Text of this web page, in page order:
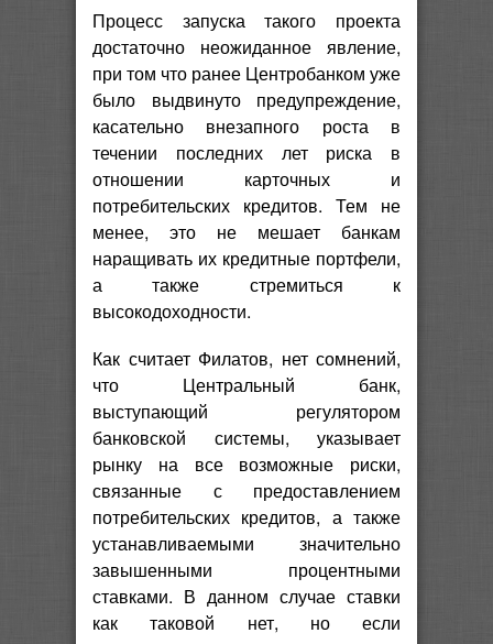
Процесс запуска такого проекта
достаточно неожиданное явление,
при том что ранее Центробанком уже
было выдвинуто предупреждение,
касательно внезапного роста в
течении последних лет риска в
отношении карточных и
потребительских кредитов. Тем не
менее, это не мешает банкам
наращивать их кредитные портфели,
а также стремиться к
высокодоходности.
Как считает Филатов, нет сомнений,
что Центральный банк,
выступающий регулятором
банковской системы, указывает
рынку на все возможные риски,
связанные с предоставлением
потребительских кредитов, а также
устанавливаемыми значительно
завышенными процентными
ставками. В данном случае ставки
как таковой нет, но если